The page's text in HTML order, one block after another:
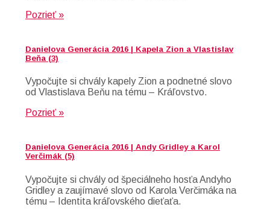
Pozrieť »
Danielova Generácia 2016 | Kapela Zion a Vlastislav
Beňa (3)
Vypočujte si chvály kapely Zion a podnetné slovo
od Vlastislava Beňu na tému – Kráľovstvo.
Pozrieť »
Danielova Generácia 2016 | Andy Gridley a Karol
Verčimák (5)
Vypočujte si chvály od špeciálneho hosťa Andyho
Gridley a zaujímavé slovo od Karola Verčimáka na
tému – Identita kráľovského dieťaťa.